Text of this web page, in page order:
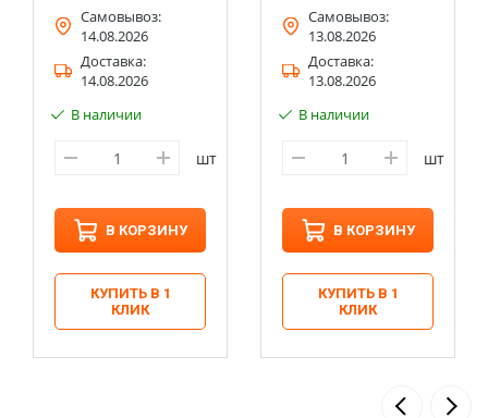
Самовывоз:
14.08.2026
Доставка:
14.08.2026
В наличии
шт
В КОРЗИНУ
КУПИТЬ В 1
КЛИК
Самовывоз:
13.08.2026
Доставка:
13.08.2026
В наличии
шт
В КОРЗИНУ
КУПИТЬ В 1
КЛИК